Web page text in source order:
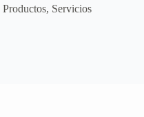
Productos, Servicios